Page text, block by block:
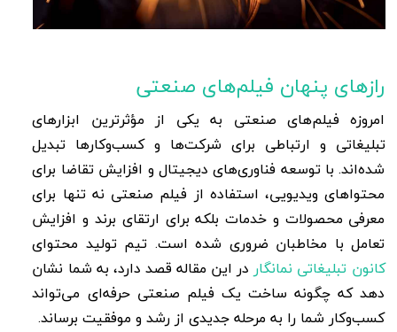
رازهای پنهان فیلم‌های صنعتی
امروزه فیلم‌های صنعتی به یکی از مؤثرترین ابزارهای
تبلیغاتی و ارتباطی برای شرکت‌ها و کسب‌وکارها تبدیل
شده‌اند. با توسعه فناوری‌های دیجیتال و افزایش تقاضا برای
محتواهای ویدیویی، استفاده از فیلم صنعتی نه تنها برای
معرفی محصولات و خدمات بلکه برای ارتقای برند و افزایش
تعامل با مخاطبان ضروری شده است. تیم تولید محتوای
کانون تبلیغاتی نمانگار در این مقاله قصد دارد، به شما نشان
دهد که چگونه ساخت یک فیلم صنعتی حرفه‌ای می‌تواند
کسب‌وکار شما را به مرحله جدیدی از رشد و موفقیت برساند.